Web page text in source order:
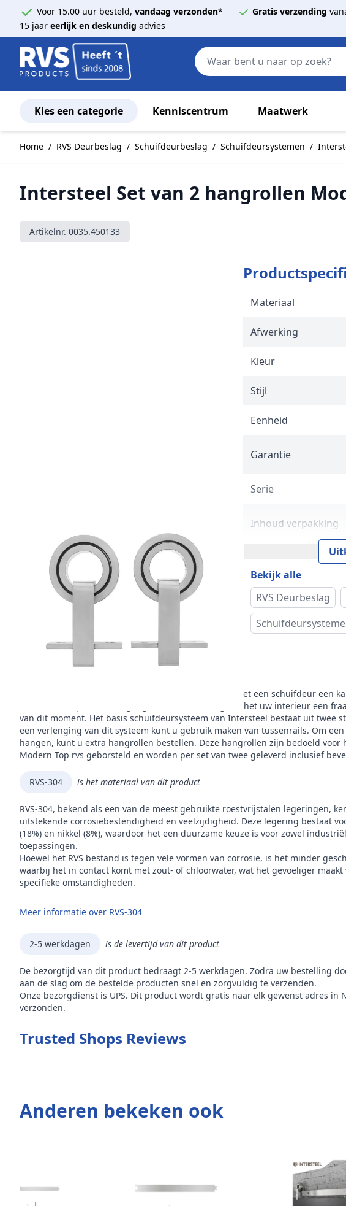
Voor 15.00 uur besteld, vandaag verzonden* Gratis verzending
15 jaar eerlijk en deskundig advies
Kies een categorie Kenniscentrum Maatwerk
Home / RVS Deurbeslag / Schuifdeurbeslag / Schuifdeursystemen /
Intersteel Set van 2 hangrollen
Artikelnr. 0035.450133
Materiaal
Afwerking
Kleur
Stijl
Eenheid
Garantie
Serie
Inhoud verpakking
Bekijk alle
RVS Deurbeslag
Omschrijving
Schuifdeuren zijn geschikt voor elk interieur. U kunt met een schuifdeur een
als ruimtebesparende toegangsdeur. Daarnaast geeft het uw interieur een
van dit moment. Het basis schuifdeursysteem van Intersteel bestaat uit twee
een verlenging van dit systeem kunt u gebruik maken van tussenrails. Om
hangen, kunt u extra hangrollen bestellen. Deze hangrollen zijn bedoeld voor
Modern Top rvs geborsteld en worden per set van twee geleverd inclusief
RVS-304 is het materiaal van dit product
RVS-304, bekend als een van de meest gebruikte roestvrijstalen legeringen,
uitstekende corrosiebestendigheid en veelzijdigheid. Deze legering bestaat
(18%) en nikkel (8%), waardoor het een duurzame keuze is voor zowel
toepassingen.
Hoewel het RVS bestand is tegen vele vormen van corrosie, is het minder
waarbij het in contact komt met zout- of chloorwater, wat het gevoeliger
specifieke omstandigheden.
Meer informatie over RVS-304
2-5 werkdagen is de levertijd van dit product
De bezorgtijd van dit product bedraagt 2-5 werkdagen. Zodra uw bestelling
aan de slag om de bestelde producten snel en zorgvuldig te verzenden.
Onze bezorgdienst is UPS. Dit product wordt gratis naar elk gewenst adres in
verzonden.
Trusted Shops Reviews
Anderen bekeken ook